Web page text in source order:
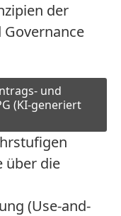
der
und
(KI-generiert
über die
(Use-and-